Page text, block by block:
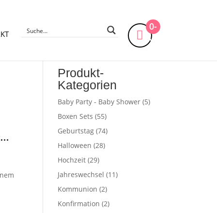
0-
Artikel
Produkt-
Kategorien
Baby Party - Baby Shower (5)
Boxen Sets (55)
Geburtstag (74)
Halloween (28)
Hochzeit (29)
Jahreswechsel (11)
Kommunion (2)
Konfirmation (2)